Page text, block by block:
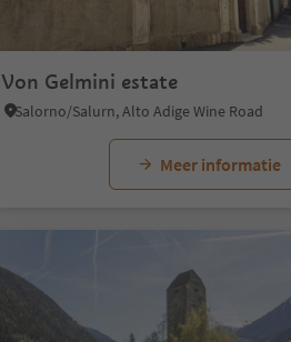
Von Gelmini estate
Salorno/Salurn, Alto Adige Wine Road
Meer informatie